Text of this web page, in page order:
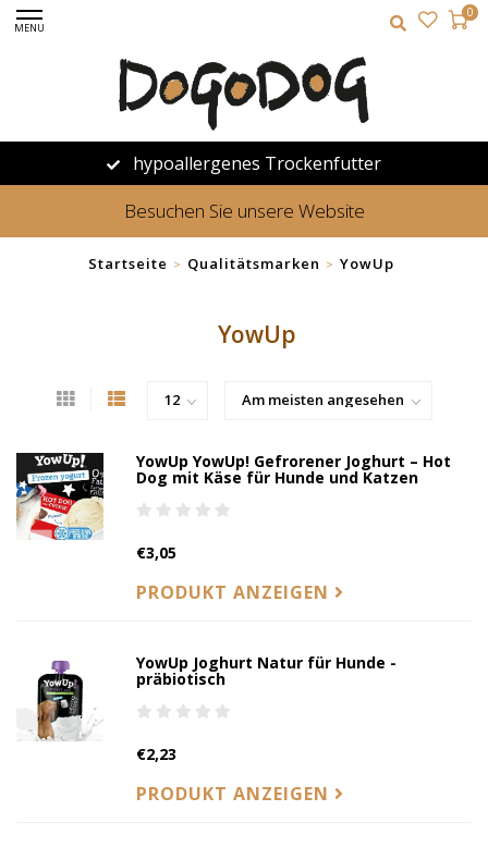
MENU
0
hypoallergenes Trockenfutter
Besuchen Sie unsere Website
Startseite > Qualitätsmarken > YowUp
YowUp
YowUp YowUp! Gefrorener Joghurt – Hot
Dog mit Käse für Hunde und Katzen
€3,05
PRODUKT ANZEIGEN
YowUp Joghurt Natur für Hunde -
präbiotisch
€2,23
PRODUKT ANZEIGEN